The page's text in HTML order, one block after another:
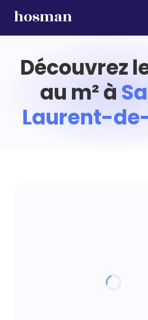
Découvrez
au m² à
Laurent-